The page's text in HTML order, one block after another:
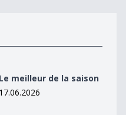
Le meilleur de la saison
17.06.2026